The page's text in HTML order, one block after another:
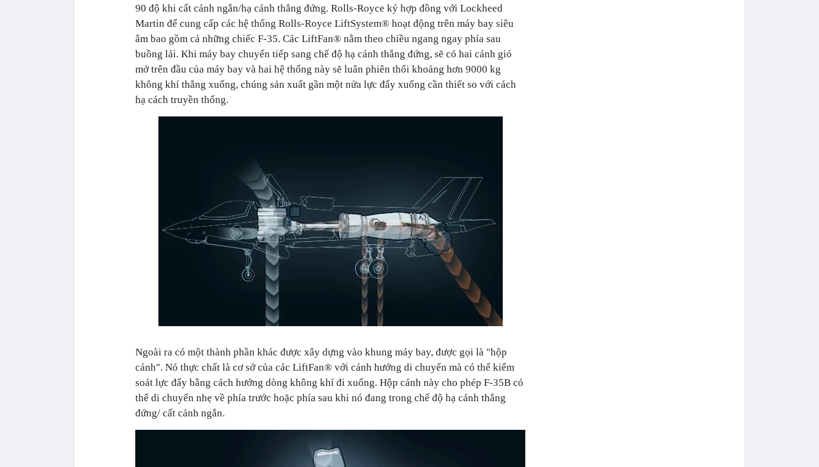
90 độ khi cất cánh ngắn/hạ cánh thẳng đứng. Rolls-Royce ký hợp đồng với Lockheed
Martin để cung cấp các hệ thống Rolls-Royce LiftSystem® hoạt động trên máy bay siêu
âm bao gồm cả những chiếc F-35. Các LiftFan® nằm theo chiều ngang ngay phía sau
buồng lái. Khi máy bay chuyển tiếp sang chế độ hạ cánh thẳng đứng, sẽ có hai cánh gió
mở trên đầu của máy bay và hai hệ thống này sẽ luân phiên thổi khoảng hơn 9000 kg
không khí thẳng xuống, chúng sản xuất gần một nửa lực đẩy xuống cần thiết so với cách
hạ cách truyền thống.
Ngoài ra có một thành phần khác được xây dựng vào khung máy bay, được gọi là "hộp
cánh". Nó thực chất là cơ sở của các LiftFan® với cánh hướng di chuyển mà có thể kiểm
soát lực đẩy bằng cách hướng dòng không khí đi xuống. Hộp cánh này cho phép F-35B có
thể di chuyển nhẹ về phía trước hoặc phía sau khi nó đang trong chế độ hạ cánh thẳng
đứng/ cất cánh ngắn.